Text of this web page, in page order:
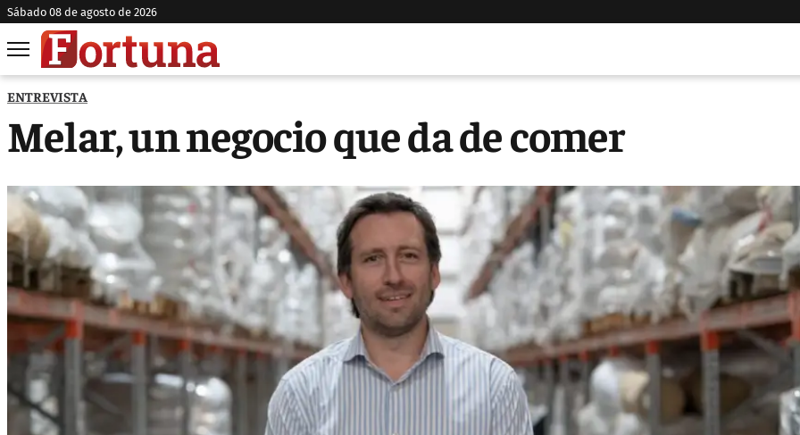
sábado 08 de agosto de 2026
ENTREVISTA
Melar, un negocio que da de comer